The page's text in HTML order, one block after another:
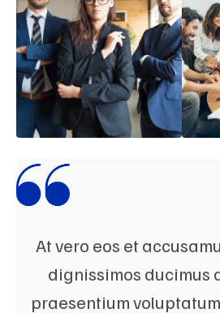
At vero eos et
dignissimos ducimus
praesentium